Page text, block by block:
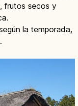
frutos secos y
la temporada,